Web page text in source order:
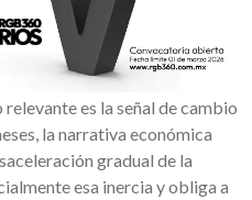
es la señal de cambio
la narrativa económica
gradual de la
esa inercia y obliga a